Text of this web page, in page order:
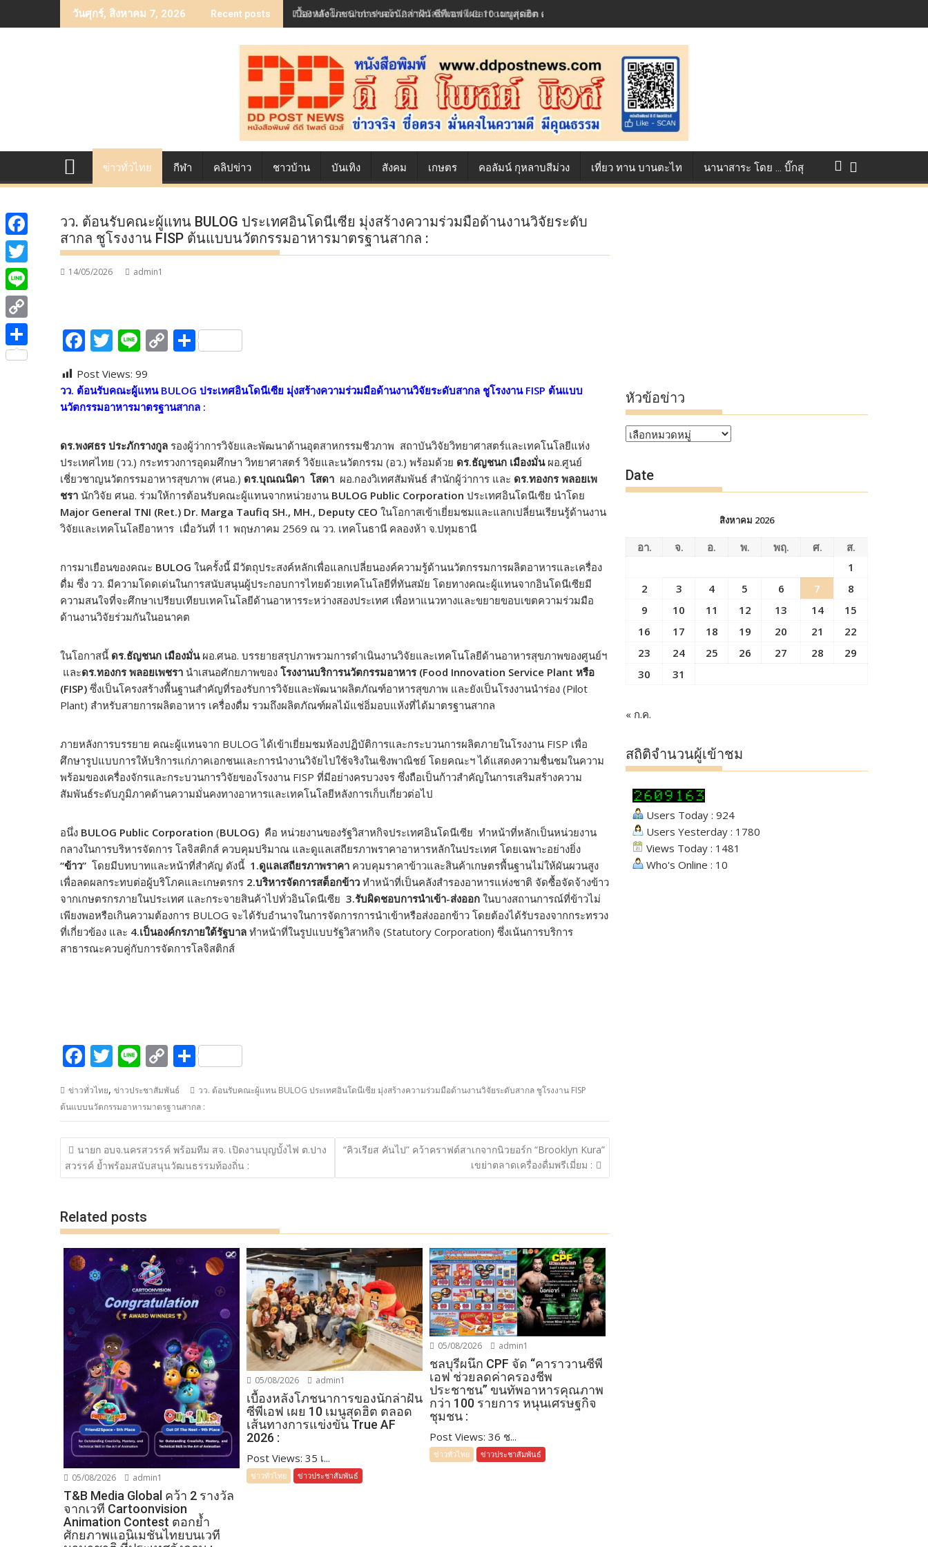
to
วันศุกร์, สิงหาคม 7, 2026 Recent posts เบื้องหลังโภชนาการของนักล่าฝัน ซีพีเอฟ เผย 10 เมนูสุดฮิต ตลอดเส้นทางการแข่งขัน True AF 2026 :
ข่าวทั่วไทย กีฬา คลิปข่าว ชาวบ้าน บันเทิง สังคม เกษตร คอลัมน์ กุหลาบสีม่วง เที่ยว ทาน บานตะไท นานาสาระ โดย … บิ๊กสุ
วว. ต้อนรับคณะผู้แทน BULOG ประเทศอินโดนีเซีย มุ่งสร้างความร่วมมือด้านงานวิจัยระดับ
สากล ชูโรงงาน FISP ต้นแบบนวัตกรรมอาหารมาตรฐานสากล :
14/05/2026 admin1
F
e
b
o
k
T
itt
er
Li
e
C
p
y
n
k
S
ar
e
Post Views: 99
วว. ต้อนรับคณะผู้แทน BULOG ประเทศอินโดนีเซีย มุ่งสร้างความร่วมมือด้านงานวิจัยระดับสากล ชูโรงงาน FISP ต้นแบบ
นวัตกรรมอาหารมาตรฐานสากล :
ดร.พงศธร ประภักรางกูล รองผู้ว่าการวิจัยและพัฒนาด้านอุตสาหกรรมชีวภาพ สถาบันวิจัยวิทยาศาสตร์และเทคโนโลยีแห่ง
ประเทศไทย (วว.) กระทรวงการอุดมศึกษา วิทยาศาสตร์ วิจัยและนวัตกรรม (อว.) พร้อมด้วย ดร.ธัญชนก เมืองมั่นผอ.ศูนย์
เชี่ยวชาญนวัตกรรมอาหารสุขภาพ (ศนอ.) ดร.บุณณนิดา โสดา ผอ.กองวิเทศสัมพันธ์ สำนักผู้ว่าการ และ ดร.ทองกร พลอยเพ
ชรา นักวิจัย ศนอ. ร่วมให้การต้อนรับคณะผู้แทนจากหน่วยงาน BULOG Public Corporation ประเทศอินโดนีเซีย นำโดย
Major General TNI (Ret.) Dr. Marga Taufiq SH., MH., Deputy CEO ในโอกาสเข้าเยี่ยมชมและแลกเปลี่ยนเรียนรู้ด้านงาน
วิจัยและเทคโนโลยีอาหาร เมื่อวันที่ 11 พฤษภาคม 2569 ณ วว. เทคโนธานี คลองห้า จ.ปทุมธานี
การมาเยือนของคณะ BULOG ในครั้งนี้ มีวัตถุประสงค์หลักเพื่อแลกเปลี่ยนองค์ความรู้ด้านนวัตกรรมการผลิตอาหารและเครื่อง
ดื่ม ซึ่ง วว. มีความโดดเด่นในการสนับสนุนผู้ประกอบการไทยด้วยเทคโนโลยีที่ทันสมัย โดยทางคณะผู้แทนจากอินโดนีเซียมี
ความสนใจที่จะศึกษาเปรียบเทียบเทคโนโลยีด้านอาหารระหว่างสองประเทศ เพื่อหาแนวทางและขยายขอบเขตความร่วมมือ
ด้านงานวิจัยร่วมกันในอนาคต
ในโอกาสนี้ ดร.ธัญชนก เมืองมั่นผอ.ศนอ. บรรยายสรุปภาพรวมการดำเนินงานวิจัยและเทคโนโลยีด้านอาหารสุขภาพของศูนย์ฯ
และดร.ทองกร พลอยเพชรา นำเสนอศักยภาพของ โรงงานบริการนวัตกรรมอาหาร (Food Innovation Service Plant หรือ
(FISP) ซึ่งเป็นโครงสร้างพื้นฐานสำคัญที่รองรับการวิจัยและพัฒนาผลิตภัณฑ์อาหารสุขภาพ และยังเป็นโรงงานนำร่อง (Pilot
Plant) สำหรับสายการผลิตอาหาร เครื่องดื่ม รวมถึงผลิตภัณฑ์ผลไม้แช่อิ่มอบแห้งที่ได้มาตรฐานสากล
ภายหลังการบรรยาย คณะผู้แทนจาก BULOG ได้เข้าเยี่ยมชมห้องปฏิบัติการและกระบวนการผลิตภายในโรงงาน FISP เพื่อ
ศึกษารูปแบบการให้บริการแก่ภาคเอกชนและการนำงานวิจัยไปใช้จริงในเชิงพาณิชย์ โดยคณะฯ ได้แสดงความชื่นชมในความ
พร้อมของเครื่องจักรและกระบวนการวิจัยของโรงงาน FISP ที่มีอย่างครบวงจร ซึ่งถือเป็นก้าวสำคัญในการเสริมสร้างความ
สัมพันธ์ระดับภูมิภาคด้านความมั่นคงทางอาหารและเทคโนโลยีหลังการเก็บเกี่ยวต่อไป
อนึ่ง BULOG Public Corporation (BULOG) คือ หน่วยงานของรัฐวิสาหกิจประเทศอินโดนีเซีย ทำหน้าที่หลักเป็นหน่วยงาน
กลางในการบริหารจัดการ โลจิสติกส์ ควบคุมปริมาณ และดูแลเสถียรภาพราคาอาหารหลักในประเทศ โดยเฉพาะอย่างยิ่ง
“ข้าว” โดยมีบทบาทและหน้าที่สำคัญ ดังนี้ 1.ดูแลเสถียรภาพราคา ควบคุมราคาข้าวและสินค้าเกษตรพื้นฐานไม่ให้ผันผวนสูง
เพื่อลดผลกระทบต่อผู้บริโภคและเกษตรกร 2.บริหารจัดการสต็อกข้าว ทำหน้าที่เป็นคลังสำรองอาหารแห่งชาติ จัดซื้อจัดจ้างข้าว
จากเกษตรกรภายในประเทศ และกระจายสินค้าไปทั่วอินโดนีเซีย 3.รับผิดชอบการนำเข้า-ส่งออก ในบางสถานการณ์ที่ข้าวไม่
เพียงพอหรือเกินความต้องการ BULOG จะได้รับอำนาจในการจัดการการนำเข้าหรือส่งออกข้าว โดยต้องได้รับรองจากกระทรวง
ที่เกี่ยวข้อง และ 4.เป็นองค์กรภายใต้รัฐบาล ทำหน้าที่ในรูปแบบรัฐวิสาหกิจ (Statutory Corporation) ซึ่งเน้นการบริการ
สาธารณะควบคู่กับการจัดการโลจิสติกส์
F
ac
e
b
o
o
k
T
itt
er
Li
e
C
o
p
y
Li
n
k
S
ar
e
ข่าวทั่วไทย, ข่าวประชาสัมพันธ์
วว. ต้อนรับคณะผู้แทน BULOG ประเทศอินโดนีเซีย มุ่งสร้างความร่วมมือด้านงานวิจัยระดับสากล ชูโรงงาน FISP
ต้นแบบนวัตกรรมอาหารมาตรฐานสากล :
แนะแนว
เรื่อง
นายก อบจ.นครสวรรค์ พร้อมทีม สจ. เปิดงานบุญบั้งไฟ ต.ปาง
สวรรค์ ย้ำพร้อมสนับสนุนวัฒนธรรมท้องถิ่น :
“คิวเรียส คันไป” คว้าคราฟต์สาเกจากนิวยอร์ก “Brooklyn Kura”
เขย่าตลาดเครื่องดื่มพรีเมี่ยม :
Related posts
05/08/2026 admin1
T&B Media Global คว้า 2 รางวัล
จากเวที Cartoonvision
Animation Contest ตอกย้ำ
ศักยภาพแอนิเมชันไทยบนเวที
05/08/2026 admin1
เบื้องหลังโภชนาการของนักล่าฝัน
ซีพีเอฟ เผย 10 เมนูสุดฮิต ตลอด
เส้นทางการแข่งขัน True AF
2026 :
Post Views: 35 เ...
ข่าวทั่วไทย ข่าวประชาสัมพันธ์
05/08/2026 admin1
ชลบุรีผนึก CPF จัด “คาราวานซีพี
เอฟ ช่วยลดค่าครองชีพ
ประชาชน” ขนทัพอาหารคุณภาพ
กว่า 100 รายการ หนุนเศรษฐกิจ
ชุมชน :
Post Views: 36 ช...
ข่าวทั่วไทย ข่าวประชาสัมพันธ์
หัวข้อข่าว
หัวข้อ
Date
สิงหาคม 2026
อา. จ. อ. พ. พฤ. ศ.
ส.
1
2
3 4 5 6 7
8
9
10 11 12 13 14
15
16
17 18 19 20 21
22
23
24 25 26 27 28
29
30
31
« ก.ค.
สถิติจำนวนผู้เข้าชม
Users Today : 924
Users Yesterday : 1780
Views Today : 1481
Who's Online : 10
F
a
c
e
b
o
T
w
i
t
t
L
i
n
C
o
S